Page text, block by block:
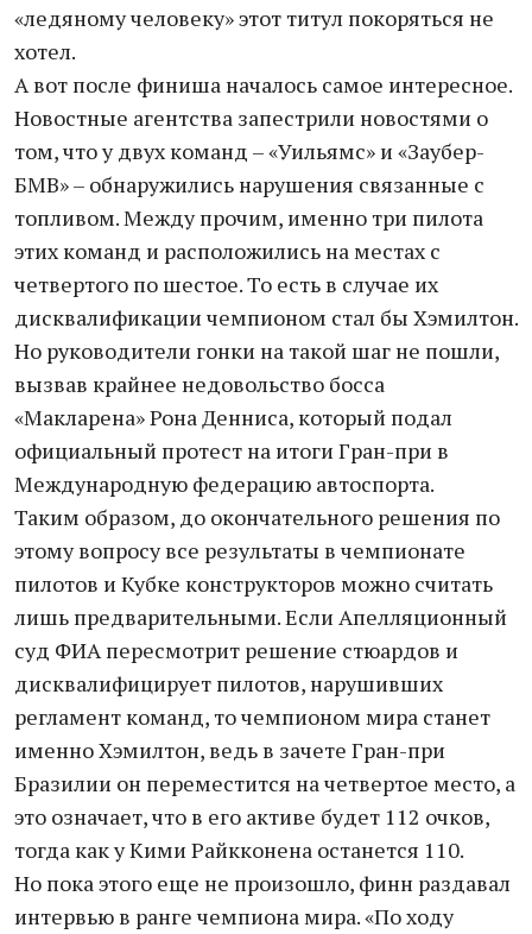
«ледяному человеку» этот титул покоряться не
хотел.
А вот после финиша началось самое интересное.
Новостные агентства запестрили новостями о
том, что у двух команд – «Уильямс» и «Заубер-
БМВ» – обнаружились нарушения связанные с
топливом. Между прочим, именно три пилота
этих команд и расположились на местах с
четвертого по шестое. То есть в случае их
дисквалификации чемпионом стал бы Хэмилтон.
Но руководители гонки на такой шаг не пошли,
вызвав крайнее недовольство босса
«Макларена» Рона Денниса, который подал
официальный протест на итоги Гран-при в
Международную федерацию автоспорта.
Таким образом, до окончательного решения по
этому вопросу все результаты в чемпионате
пилотов и Кубке конструкторов можно считать
лишь предварительными. Если Апелляционный
суд ФИА пересмотрит решение стюардов и
дисквалифицирует пилотов, нарушивших
регламент команд, то чемпионом мира станет
именно Хэмилтон, ведь в зачете Гран-при
Бразилии он переместится на четвертое место, а
это означает, что в его активе будет 112 очков,
тогда как у Кими Райкконена останется 110.
Но пока этого еще не произошло, финн раздавал
интервью в ранге чемпиона мира. «По ходу